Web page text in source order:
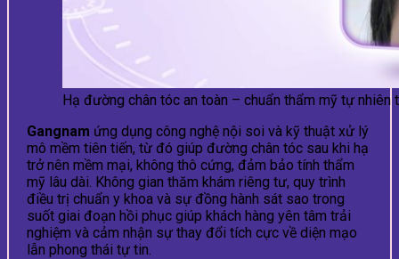
Hạ đường chân tóc an toàn – chuẩn thẩm mỹ tự nhiên
Gangnam ứng dụng công nghệ nội soi và kỹ thuật xử lý
mô mềm tiên tiến, từ đó giúp đường chân tóc sau khi hạ
trở nên mềm mại, không thô cứng, đảm bảo tính thẩm
mỹ lâu dài. Không gian thăm khám riêng tư, quy trình
điều trị chuẩn y khoa và sự đồng hành sát sao trong
suốt giai đoạn hồi phục giúp khách hàng yên tâm trải
nghiệm và cảm nhận sự thay đổi tích cực về diện mạo
lẫn phong thái tự tin.